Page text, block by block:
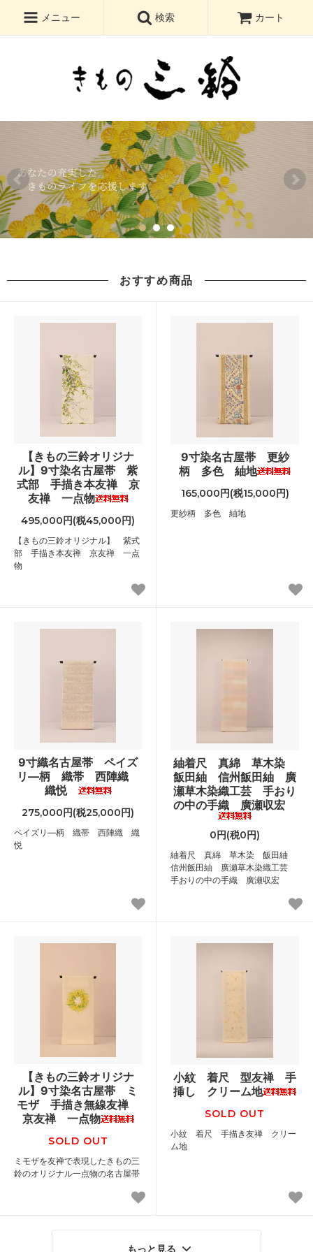
メニュー 検索 カート
おすすめ商品
【きもの三鈴オリジナ
ル】9寸染名古屋帯 紫
式部 手描き本友禅 京
友禅 一点物
495,000円(税45,000円)
【きもの三鈴オリジナル】 紫式
部 手描き本友禅 京友禅 一点
物
9寸染名古屋帯 更紗
柄 多色 紬地
165,000円(税15,000円)
更紗柄 多色 紬地
9寸織名古屋帯 ペイズ
リ―柄 織帯 西陣織
織悦
275,000円(税25,000円)
ペイズリ―柄 織帯 西陣織 織
悦
紬着尺 真綿 草木染
飯田紬 信州飯田紬 廣
瀬草木染織工芸 手おり
の中の手織 廣瀬収宏
0円(税0円)
紬着尺 真綿 草木染 飯田紬
信州飯田紬 廣瀬草木染織工芸
手おりの中の手織 廣瀬収宏
【きもの三鈴オリジナ
ル】9寸染名古屋帯 ミ
モザ 手描き無線友禅
京友禅 一点物
SOLD OUT
ミモザを友禅で表現したきもの三
鈴のオリジナル一点物の名古屋帯
小紋 着尺 型友禅 手
挿し クリーム地
SOLD OUT
小紋 着尺 手描き友禅 クリー
ム地
もっと見る